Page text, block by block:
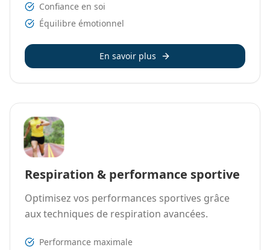
Confiance en soi
Équilibre émotionnel
En savoir plus
Respiration & performance sportive
Optimisez vos performances sportives grâce
aux techniques de respiration avancées.
Performance maximale